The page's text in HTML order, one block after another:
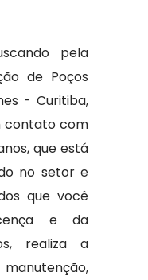
pela
de Poços
- Curitiba,
contato com
que está
no setor e
que você
e da
realiza a